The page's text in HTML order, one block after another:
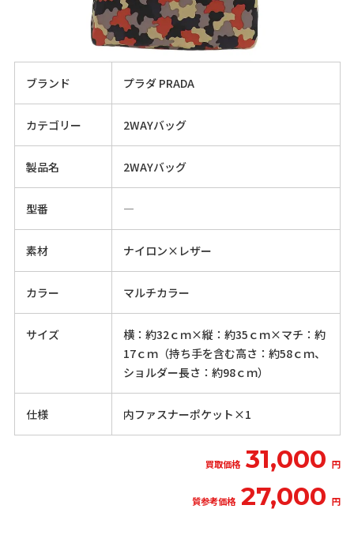
ブランド プラダ PRADA
カテゴリー 2WAYバッグ
製品名 2WAYバッグ
型番 ―
素材 ナイロン×レザー
カラー マルチカラー
サイズ
横：約32ｃｍ×縦：約35ｃｍ×マチ：約
17ｃｍ（持ち手を含む高さ：約58ｃｍ、
ショルダー長さ：約98ｃｍ）
仕様 内ファスナーポケット×1
買取価格 31,000 円
質参考価格 27,000 円